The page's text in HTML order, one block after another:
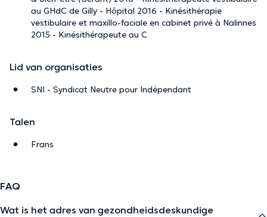
au GHdC de Gilly - Hôpital 2016 - Kinésithérapie
vestibulaire et maxillo-faciale en cabinet privé à Nalinnes
2015 - Kinésithérapeute au C
Lid van organisaties
SNI - Syndicat Neutre pour Indépendant
Talen
Frans
FAQ
Wat is het adres van gezondheidsdeskundige